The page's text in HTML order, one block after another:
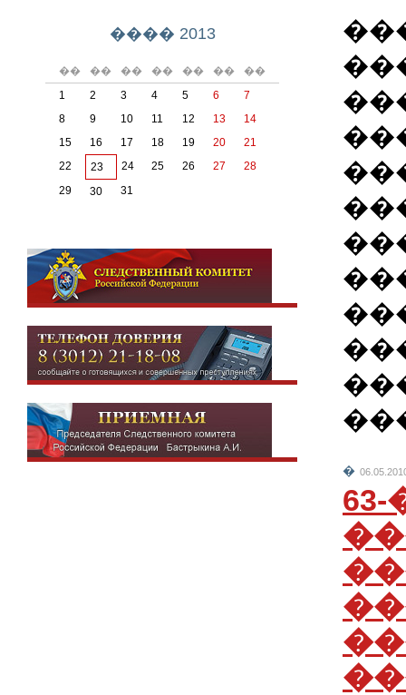
���� 2013
�� �� �� �� �� ��
��
1
2 3 4 5 6
7
8
9 10 11 12 13
14
15
16 17 18 19 20
21
22
23 24 25 26 27
28
29
30 31
�